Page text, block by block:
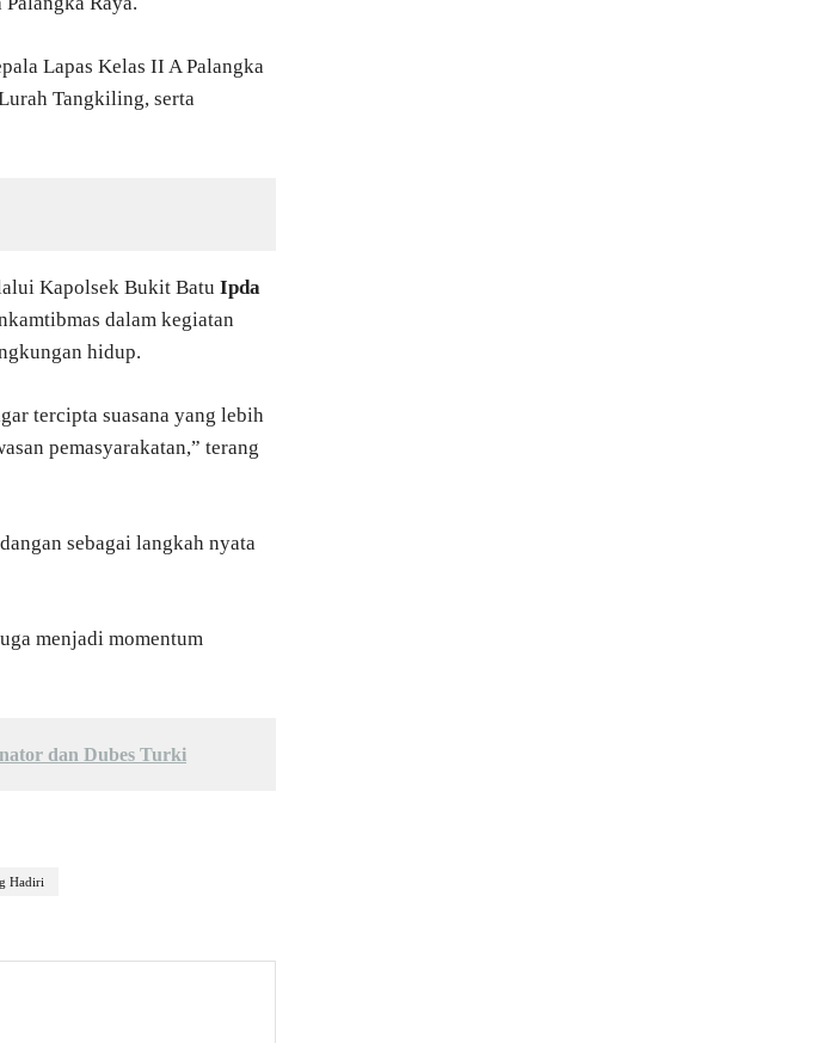
Lapas Kelas II A Palangka
Tangkiling, serta
Kapolsek Bukit Batu Ipda
dalam kegiatan
hidup.
tercipta suasana yang lebih
pemasyarakatan,” terang
sebagai langkah nyata
menjadi momentum
dan Dubes Turki
Hadiri